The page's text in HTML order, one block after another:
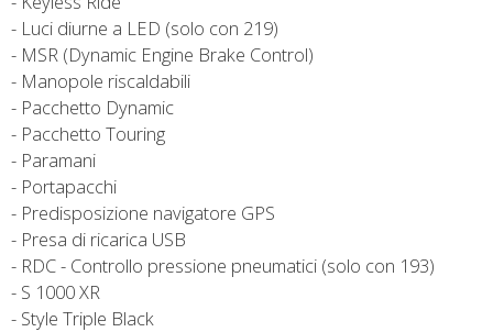
- Luci diurne a LED (solo con 219)
- MSR (Dynamic Engine Brake Control)
- Manopole riscaldabili
- Pacchetto Dynamic
- Pacchetto Touring
- Paramani
- Portapacchi
- Predisposizione navigatore GPS
- Presa di ricarica USB
- RDC - Controllo pressione pneumatici (solo con 193)
- S 1000 XR
- Style Triple Black